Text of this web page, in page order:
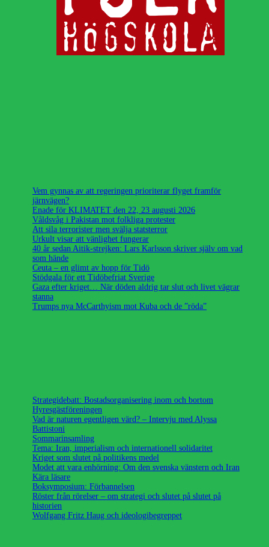
Vem gynnas av att regeringen prioriterar flyget framför
järnvägen?
Enade för KLIMATET den 22, 23 augusti 2026
Våldsvåg i Pakistan mot folkliga protester
Att sila terrorister men svälja statsterror
Urkult visar att vänlighet fungerar
40 år sedan Aitik-strejken: Lars Karlsson skriver själv om vad
som hände
Ceuta – en glimt av hopp för Tidö
Stödgala för ett Tidöbefriat Sverige
Gaza efter kriget… När döden aldrig tar slut och livet vägrar
stanna
Trumps nya McCarthyism mot Kuba och de ”röda”
Strategidebatt: Bostadsorganisering inom och bortom
Hyresgästföreningen
Vad är naturen egentligen värd? – Intervju med Alyssa
Battistoni
Sommarinsamling
Tema: Iran, imperialism och internationell solidaritet
Kriget som slutet på politikens medel
Modet att vara enhörning: Om den svenska vänstern och Iran
Kära läsare
Boksymposium: Förbannelsen
Röster från rörelser – om strategi och slutet på slutet på
historien
Wolfgang Fritz Haug och ideologibegreppet